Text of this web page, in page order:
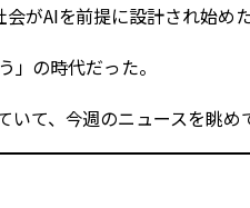
がAIを前提に設計され始めた
の時代だった。
て、今週のニュースを眺め